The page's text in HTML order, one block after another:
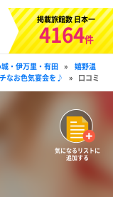
掲載旅館数 日本一
4164件
・伊万里・有田 »
嬉野温
なお色気宴会を♪ » 口コミ
気になるリストに
追加する